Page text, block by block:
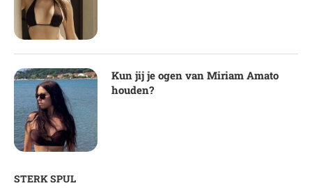
Kun jij je ogen van Miriam Amato
houden?
STERK SPUL